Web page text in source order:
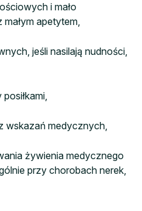
i mało
apetytem,
jeśli nasilają nudności,
wskazań medycznych,
żywienia medycznego
przy chorobach nerek,